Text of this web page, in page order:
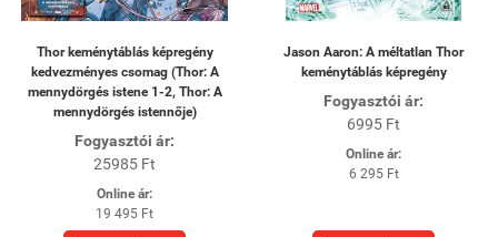
Thor keménytáblás képregény
kedvezményes csomag (Thor: A
mennydörgés istene 1-2, Thor: A
mennydörgés istennője)
Fogyasztói ár:
25985 Ft
Online ár:
19 495 Ft
Jason Aaron: A méltatlan Thor
keménytáblás képregény
Fogyasztói ár:
6995 Ft
Online ár:
6 295 Ft